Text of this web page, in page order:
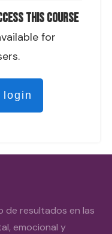
this course
for
de resultados en las
emocional y